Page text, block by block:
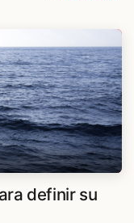
definir su